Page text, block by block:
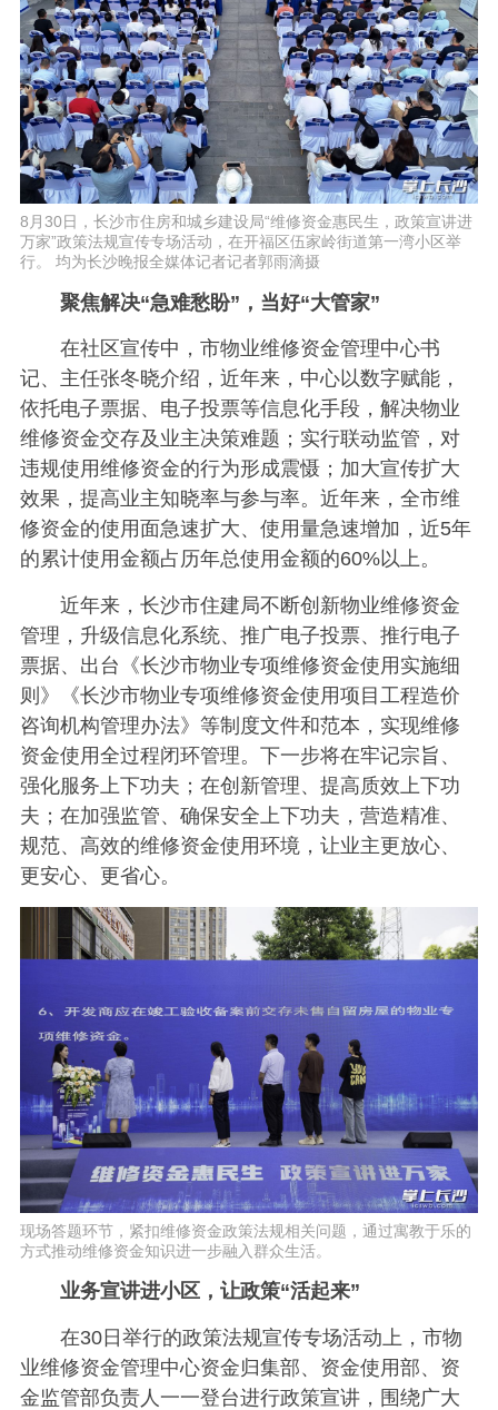
8月30日，长沙市住房和城乡建设局“维修资金惠民生，政策宣讲进
万家”政策法规宣传专场活动，在开福区伍家岭街道第一湾小区举
行。 均为长沙晚报全媒体记者记者郭雨滴摄
聚焦解决“急难愁盼”，当好“大管家”
在社区宣传中，市物业维修资金管理中心书
记、主任张冬晓介绍，近年来，中心以数字赋能，
依托电子票据、电子投票等信息化手段，解决物业
维修资金交存及业主决策难题；实行联动监管，对
违规使用维修资金的行为形成震慑；加大宣传扩大
效果，提高业主知晓率与参与率。近年来，全市维
修资金的使用面急速扩大、使用量急速增加，近5年
的累计使用金额占历年总使用金额的60%以上。
近年来，长沙市住建局不断创新物业维修资金
管理，升级信息化系统、推广电子投票、推行电子
票据、出台《长沙市物业专项维修资金使用实施细
则》《长沙市物业专项维修资金使用项目工程造价
咨询机构管理办法》等制度文件和范本，实现维修
资金使用全过程闭环管理。下一步将在牢记宗旨、
强化服务上下功夫；在创新管理、提高质效上下功
夫；在加强监管、确保安全上下功夫，营造精准、
规范、高效的维修资金使用环境，让业主更放心、
更安心、更省心。
现场答题环节，紧扣维修资金政策法规相关问题，通过寓教于乐的
方式推动维修资金知识进一步融入群众生活。
业务宣讲进小区，让政策“活起来”
在30日举行的政策法规宣传专场活动上，市物
业维修资金管理中心资金归集部、资金使用部、资
金监管部负责人一一登台进行政策宣讲，围绕广大